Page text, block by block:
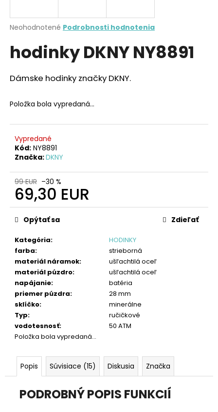
Priemerné
produktu
je
z
5
Neohodnotené Podrobnosti hodnotenia
hodinky DKNY NY8891
Dámske hodinky značky DKNY.
Položka bola vypredaná…
Vypredané
Kód: NY8891
Značka:DKNY
99 EUR –30 %
69,30 EUR
Jednotková
cena:
Kategória:
HODINKY
farba:
strieborná
materiál náramok:
ušľachtilá oceľ
materiál púzdro:
ušľachtilá oceľ
napájanie:
batéria
priemer púzdra:
28 mm
sklíčko:
minerálne
Typ:
ručičkové
vodotesnosť:
50 ATM
Položka bola vypredaná…
Opýtať sa Zdieľať
Popis Súvisiace (15) Diskusia Značka
PODROBNÝ POPIS FUNKCIÍ
j
ť
?
O
p
o
ú
č
m
e